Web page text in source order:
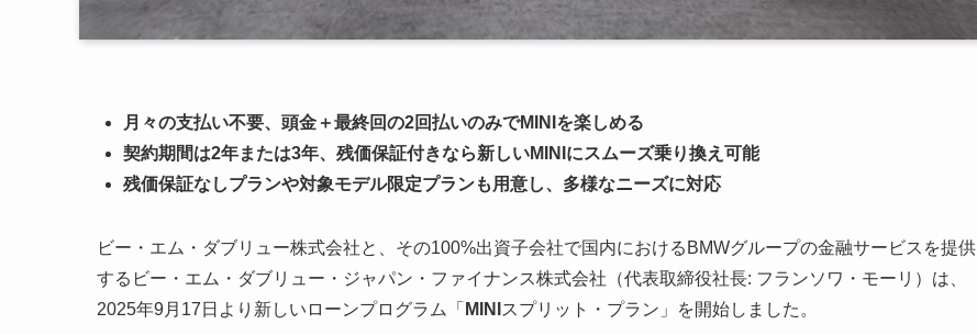
月々の支払い不要、頭金＋最終回の2回払いのみでMINIを楽しめる
契約期間は2年または3年、残価保証付きなら新しいMINIにスムーズ乗り換え可能
残価保証なしプランや対象モデル限定プランも用意し、多様なニーズに対応
ビー・エム・ダブリュー株式会社と、その100%出資子会社で国内におけるBMWグループの金融サービスを提供
するビー・エム・ダブリュー・ジャパン・ファイナンス株式会社（代表取締役社長: フランソワ・モーリ）は、
2025年9月17日より新しいローンプログラム「 MINI スプリット・プラン」を開始しました。